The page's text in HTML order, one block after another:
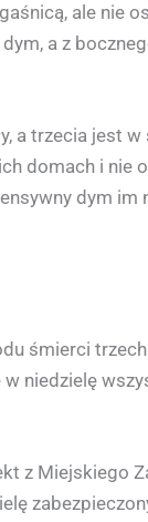
ale nie
a z
a trzecia jest
domach i nie
dym im
śmierci
niedzielę
z Miejskiego